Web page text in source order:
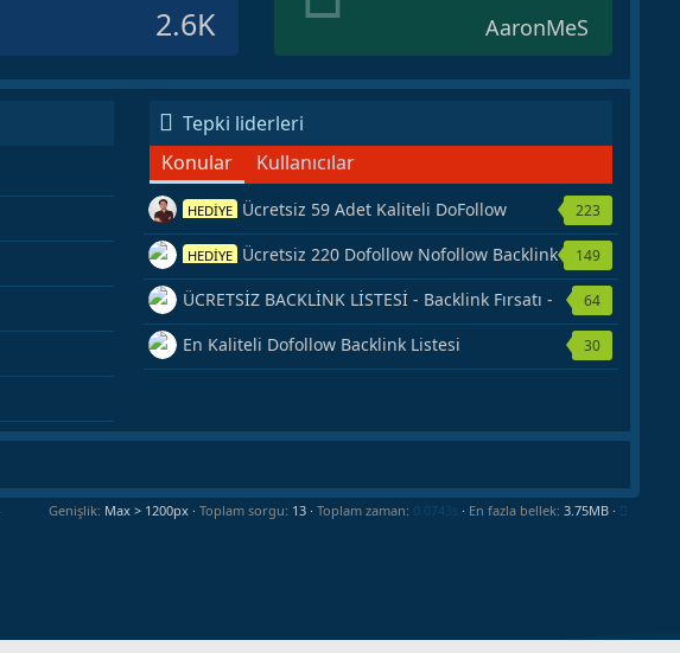
2.6K AaronMeS
Tepki liderleri
Konular
Kullanıcılar
HEDİYE Ücretsiz 59 Adet Kaliteli DoFollow
Backlink Kaynağı Veriyorum.
223
HEDİYE Ücretsiz 220 Dofollow Nofollow Backlink
Veriyorum
149
ÜCRETSİZ BACKLİNK LİSTESİ - Backlink Fırsatı -
Hemen Yetiş!
64
En Kaliteli Dofollow Backlink Listesi 30
Genişlik Toplam sorgu 13 Toplam zaman 0.0743s En fazla bellek 3.75MB